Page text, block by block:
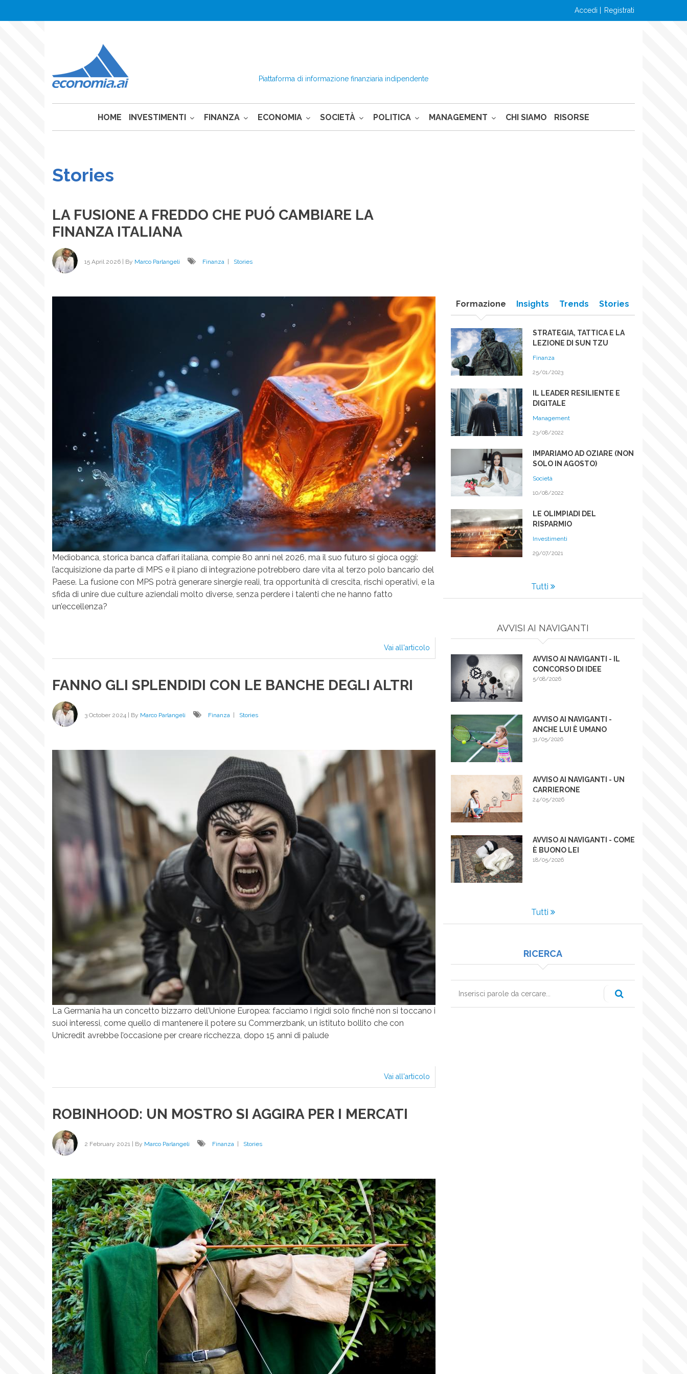
Menu
accedi registrati
Piattaforma di informazione finanziaria indipendente
HOME INVESTIMENTI FINANZA ECONOMIA SOCIETÀ POLITICA MANAGEMENT CHI SIAMO RISORSE
Stories
LA FUSIONE A FREDDO CHE PUÓ CAMBIARE LA
FINANZA ITALIANA
15 April 2026 | By Marco Parlangeli Finanza | Stories
Mediobanca, storica banca d’affari italiana, compie 80 anni nel 2026, ma il suo futuro si gioca oggi:
l’acquisizione da parte di MPS e il piano di integrazione potrebbero dare vita al terzo polo bancario del
Paese. La fusione con MPS potrà generare sinergie reali, tra opportunità di crescita, rischi operativi, e la
sfida di unire due culture aziendali molto diverse, senza perdere i talenti che ne hanno fatto
un’eccellenza?
Vai all'articolo
FUSIONE
FINANZA
ITALIANA
FANNO GLI SPLENDIDI CON LE BANCHE DEGLI ALTRI
3 October 2024 | By Marco Parlangeli Finanza | Stories
La Germania ha un concetto bizzarro dell’Unione Europea: facciamo i rigidi solo finché non si toccano i
suoi interessi, come quello di mantenere il potere su Commerzbank, un istituto bollito che con
Unicredit avrebbe l’occasione per creare ricchezza, dopo 15 anni di palude
Vai all'articolo
GLI
ROBINHOOD: UN MOSTRO SI AGGIRA PER I MERCATI
2 February 2021 | By Marco Parlangeli Finanza | Stories
Formazione Insights Trends Stories
STRATEGIA, TATTICA E LA
LEZIONE DI SUN TZU
Finanza
25/01/2023
IL LEADER RESILIENTE E
DIGITALE
Management
23/08/2022
IMPARIAMO AD OZIARE (NON
SOLO IN AGOSTO)
Società
10/08/2022
LE OLIMPIADI DEL
RISPARMIO
Investimenti
29/07/2021
Tutti
AVVISI AI NAVIGANTI
AVVISO AI NAVIGANTI - IL
CONCORSO DI IDEE
5/08/2026
AVVISO AI NAVIGANTI -
ANCHE LUI È UMANO
31/05/2026
AVVISO AI NAVIGANTI - UN
CARRIERONE
24/05/2026
AVVISO AI NAVIGANTI - COME
È BUONO LEI
18/05/2026
Tutti
RICERCA